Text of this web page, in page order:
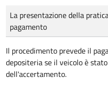
Tipo di pagamento
Importo
La presentazione della
pagamento
Il procedimento prevede il
depositeria se il veicolo è
dell'accertamento.